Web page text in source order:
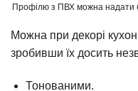
Профілю з ПВХ можна надати
Можна при декорі
зробивши їх досить
Тонованими.